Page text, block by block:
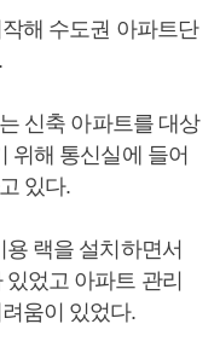
해 수도권 아파트단
신축 아파트를 대상
위해 통신실에 들어
있다.
랙을 설치하면서
었고 아파트 관리
움이 있었다.